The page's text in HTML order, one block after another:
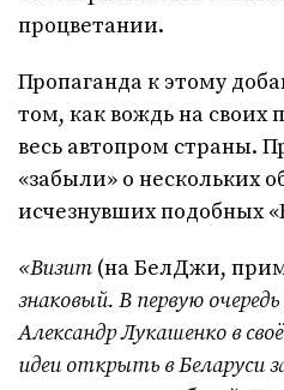
процветании.
Пропаганда к этому
том, как вождь на своих
весь автопром страны.
«забыли» о нескольких
исчезнувших подобных
«Визит (на БелДжи,
знаковый. В первую
Александр Лукашенко в
идеи открыть в Беларуси